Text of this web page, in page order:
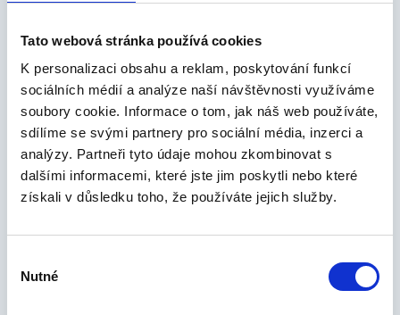
Tato webová stránka používá cookies
K personalizaci obsahu a reklam, poskytování funkcí
sociálních médií a analýze naší návštěvnosti využíváme
soubory cookie. Informace o tom, jak náš web používáte,
sdílíme se svými partnery pro sociální média, inzerci a
analýzy. Partneři tyto údaje mohou zkombinovat s
dalšími informacemi, které jste jim poskytli nebo které
získali v důsledku toho, že používáte jejich služby.
souhlasu
Nutné
Práva subjektu údajů dle příslušných
ustanovení Nařízení:
právo požadovat od správce přístup ke
svým osobním údajům,
právo na opravu svých nepřesných
osobních údajů,
právo na výmaz svých osobních údajů,
právo na omezení zpracování svých